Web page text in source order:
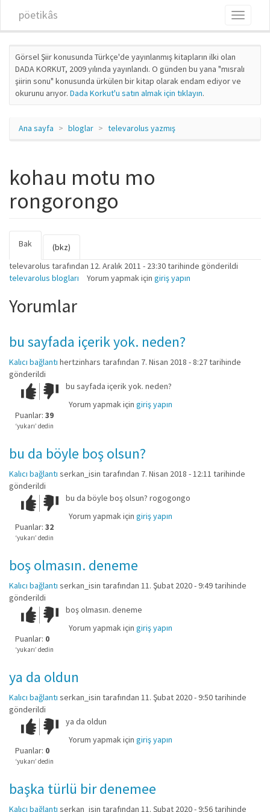
pöetikâs
Toggle
Görsel Şiir konusunda Türkçe'de yayınlanmış kitapların ilki olan
DADA KORKUT, 2009 yılında yayınlandı. O günden bu yana "mısralı
şiirin sonu" konusunda ürkülen bir kitap olarak endam ediyor ve
okurunu arıyor. Dada Korkut'u satın almak için tıklayın.
Ana sayfa bloglar televarolus yazmış
kohau motu mo
rongorongo
Birincil sekmeler
Bak
sekme)
(bkz)
televarolus tarafından 12. Aralık 2011 - 23:30 tarihinde gönderildi
televarolus blogları
Yorum yapmak için giriş yapın
Yorumlar
bu sayfada içerik yok. neden?
Kalıcı bağlantı hertzinhars tarafından 7. Nisan 2018 - 8:27 tarihinde
gönderildi
Çok iyi!O
kadar
iyi
değil!
Puanlar: 39
‘yukarı’ dedin
bu sayfada içerik yok. neden?
Yorum yapmak için giriş yapın
bu da böyle boş olsun?
Kalıcı bağlantı serkan_isin tarafından 7. Nisan 2018 - 12:11 tarihinde
gönderildi
Çok iyi!O
kadar
iyi
değil!
Puanlar: 32
‘yukarı’ dedin
bu da böyle boş olsun? rogogongo
Yorum yapmak için giriş yapın
boş olmasın. deneme
Kalıcı bağlantı serkan_isin tarafından 11. Şubat 2020 - 9:49 tarihinde
gönderildi
Çok iyi!O
kadar
iyi
değil!
Puanlar: 0
‘yukarı’ dedin
boş olmasın. deneme
Yorum yapmak için giriş yapın
ya da oldun
Kalıcı bağlantı serkan_isin tarafından 11. Şubat 2020 - 9:50 tarihinde
gönderildi
Çok iyi!O
kadar
iyi
değil!
Puanlar: 0
‘yukarı’ dedin
ya da oldun
Yorum yapmak için giriş yapın
başka türlü bir denemee
Kalıcı bağlantı serkan_isin tarafından 11. Şubat 2020 - 9:56 tarihinde